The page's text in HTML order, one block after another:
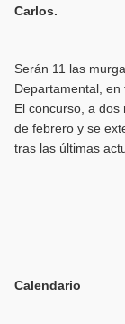
Carlos.
Serán 11 las
Departamental,
El concurso, a dos
de febrero y se
tras las últimas
Calendario